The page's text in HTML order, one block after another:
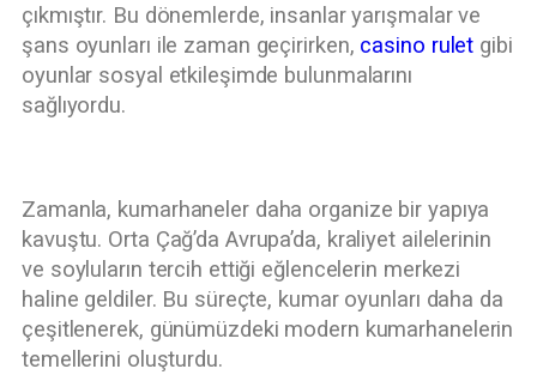
çıkmıştır. Bu dönemlerde, insanlar yarışmalar ve
şans oyunları ile zaman geçirirken, casino rulet gibi
oyunlar sosyal etkileşimde bulunmalarını
sağlıyordu.
Zamanla, kumarhaneler daha organize bir yapıya
kavuştu. Orta Çağ’da Avrupa’da, kraliyet ailelerinin
ve soyluların tercih ettiği eğlencelerin merkezi
haline geldiler. Bu süreçte, kumar oyunları daha da
çeşitlenerek, günümüzdeki modern kumarhanelerin
temellerini oluşturdu.